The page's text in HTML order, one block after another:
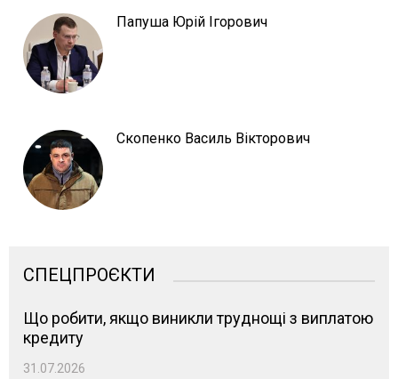
Папуша Юрій Ігорович
Скопенко Василь Вікторович
СПЕЦПРОЄКТИ
Що робити, якщо виникли труднощі з виплатою
кредиту
31.07.2026